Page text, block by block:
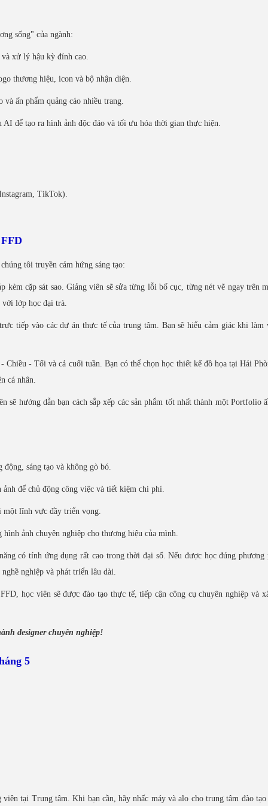
sống" của ngành:
và xử lý hậu kỳ đỉnh cao.
thương hiệu, icon và bộ nhận diện.
ấn phẩm quảng cáo nhiều trang.
để tạo ra hình ảnh độc đáo và tối ưu hóa thời gian thực hiện.
TikTok).
tôi truyền cảm hứng sáng tạo:
kèm cặp sát sao. Giảng viên sẽ sửa từng lỗi bố cục, từng nét vẽ ngay trên
với lớp học đại trà.
tiếp vào các dự án thực tế của trung tâm. Bạn sẽ hiểu cảm giác khi làm
Chiều - Tối và cả cuối tuần. Bạn có thể chọn học thiết kế đồ họa tại Hải
cá nhân.
sẽ hướng dẫn bạn cách sắp xếp các sản phẩm tốt nhất thành một Portfolio
sáng tạo và không gò bó.
để chủ động công việc và tiết kiệm chi phí.
một lĩnh vực đầy triển vọng.
ảnh chuyên nghiệp cho thương hiệu của mình.
có tính ứng dụng rất cao trong thời đại số. Nếu được học đúng phương
nghiệp và phát triển lâu dài.
học viên sẽ được đào tạo thực tế, tiếp cận công cụ chuyên nghiệp và
designer chuyên nghiệp!
5
tại Trung tâm. Khi bạn cần, hãy nhấc máy và alo cho trung tâm đào